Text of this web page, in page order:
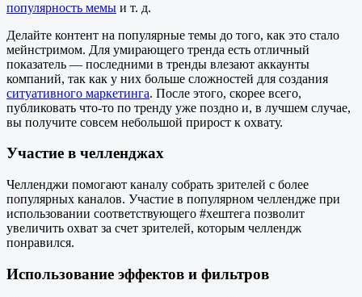
популярность мемы и т. д.
Делайте контент на популярные темы до того, как это стало
мейнстримом. Для умирающего тренда есть отличный
показатель — последними в тренды влезают аккаунты
компаний, так как у них больше сложностей для создания
ситуативного маркетинга. После этого, скорее всего,
публиковать что-то по тренду уже поздно и, в лучшем случае,
вы получите совсем небольшой прирост к охвату.
Участие в челленджах
Челленджи помогают каналу собрать зрителей с более
популярных каналов. Участие в популярном челлендже при
использовании соответствующего #хештега позволит
увеличить охват за счет зрителей, которым челлендж
понравился.
Использование эффектов и фильтров